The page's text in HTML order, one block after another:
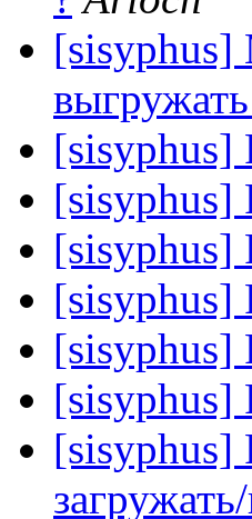
[sisyphus]
[sisyphus]
[sisyphus]
[sisyphus]
[sisyphus]
[sisyphus]
[sisyphus]
[sisyphus]